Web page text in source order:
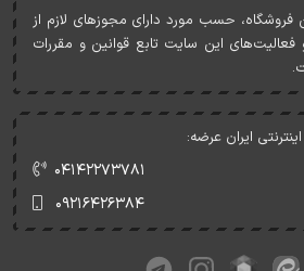
فروشگاه، حسب مورد دارای مجوزهای لازم از
اين سايت تابع قوانين و مقررات
ایران عرضه:
۰۴۱۴۲۲۷۳۷۸۱
۰۹۲۱۶۴۲۶۳۸۴